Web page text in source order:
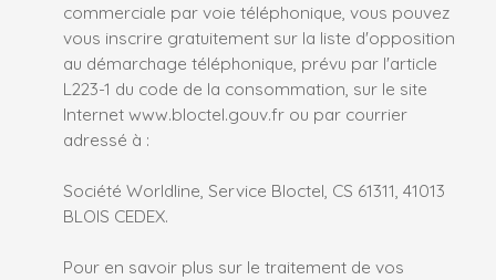
commerciale par voie téléphonique, vous pouvez
vous inscrire gratuitement sur la liste d'opposition
au démarchage téléphonique, prévu par l'article
L223-1 du code de la consommation, sur le site
Internet www.bloctel.gouv.fr ou par courrier
adressé à :
Société Worldline, Service Bloctel, CS 61311, 41013
BLOIS CEDEX.
Pour en savoir plus sur le traitement de vos